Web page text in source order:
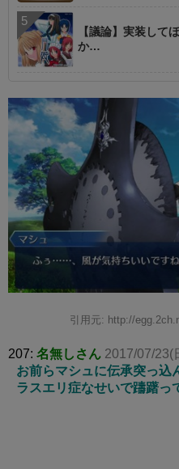
【議論】実装して
か…
引用元: http://
207: 名無しさん 2017/07/23(
お前らマシュに伝承突っ込
ラスエリ症なせいで躊躇っ